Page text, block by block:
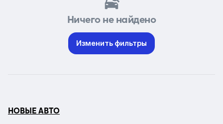
Ничего не найдено
Изменить фильтры
НОВЫЕ АВТО